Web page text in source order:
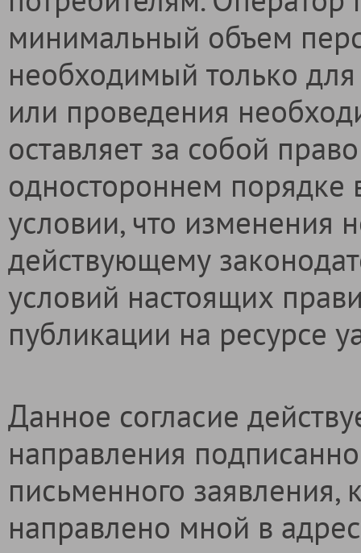
минимальный объем
необходимый только
или проведения
оставляет за собой
одностороннем порядке
условии, что изменения
действующему
условий настоящих
публикации на ресурсе
Данное согласие
направления
письменного заявления,
направлено мной в